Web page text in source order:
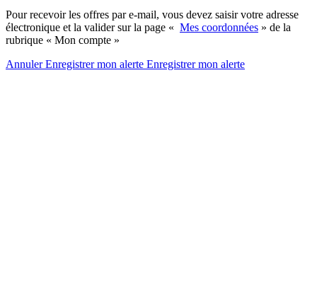
Pour recevoir les offres par e-mail, vous devez saisir votre adresse
électronique et la valider sur la page « Mes coordonnées » de la
rubrique « Mon compte »
AnnulerEnregistrer mon alerte Enregistrermon alerte